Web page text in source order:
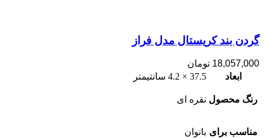
گردن بند کریستال مدل فراز
18,057,000 تومان
ابعاد
37.5 × 4.2 سانتیمتر
رنگ محصول نقره ای
مناسب برای بانوان